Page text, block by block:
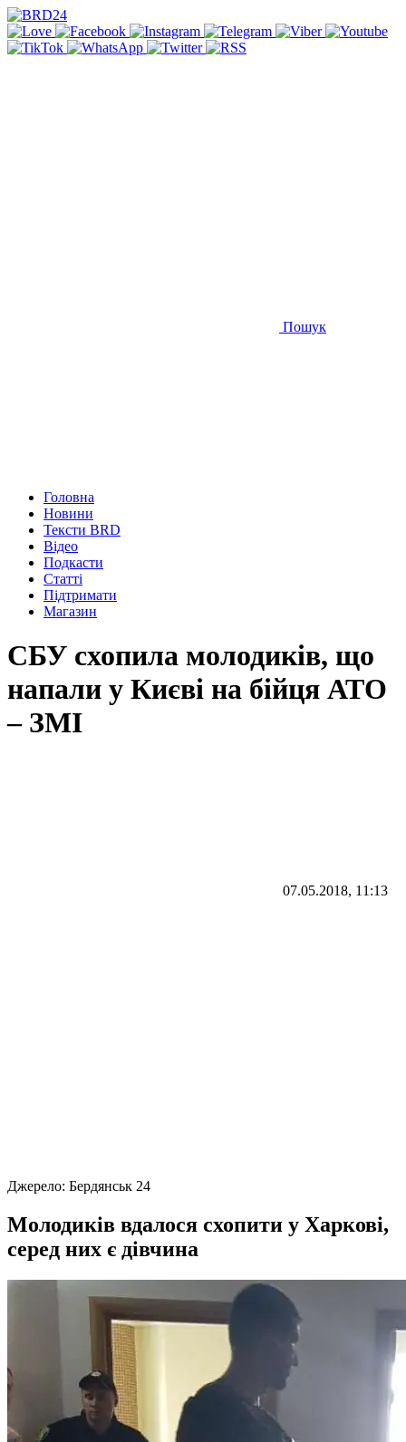
Пошук
Головна
Новини
Тексти BRD
Відео
Подкасти
Статті
Підтримати
Магазин
СБУ схопила молодиків, що
напали у Києві на бійця АТО
– ЗМІ
07.05.2018, 11:13
Джерело: Бердянськ 24
Молодиків вдалося схопити у Харкові,
серед них є дівчина